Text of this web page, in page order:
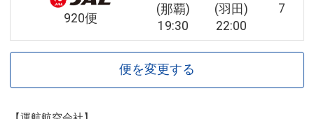
920便
(那覇)
19:30
(羽田)
22:00
7
便を変更する